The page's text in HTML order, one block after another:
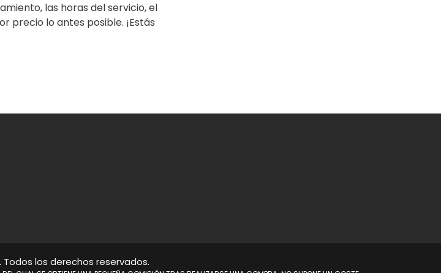
las horas del servicio, el
precio lo antes posible. ¡Estás
Todos los derechos reservados.